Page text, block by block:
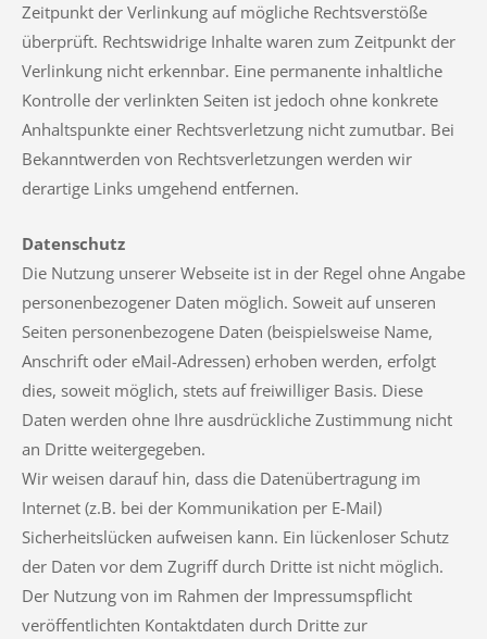
Zeitpunkt der Verlinkung auf mögliche Rechtsverstöße
überprüft. Rechtswidrige Inhalte waren zum Zeitpunkt der
Verlinkung nicht erkennbar. Eine permanente inhaltliche
Kontrolle der verlinkten Seiten ist jedoch ohne konkrete
Anhaltspunkte einer Rechtsverletzung nicht zumutbar. Bei
Bekanntwerden von Rechtsverletzungen werden wir
derartige Links umgehend entfernen.
Datenschutz
Die Nutzung unserer Webseite ist in der Regel ohne Angabe
personenbezogener Daten möglich. Soweit auf unseren
Seiten personenbezogene Daten (beispielsweise Name,
Anschrift oder eMail-Adressen) erhoben werden, erfolgt
dies, soweit möglich, stets auf freiwilliger Basis. Diese
Daten werden ohne Ihre ausdrückliche Zustimmung nicht
an Dritte weitergegeben.
Wir weisen darauf hin, dass die Datenübertragung im
Internet (z.B. bei der Kommunikation per E-Mail)
Sicherheitslücken aufweisen kann. Ein lückenloser Schutz
der Daten vor dem Zugriff durch Dritte ist nicht möglich.
Der Nutzung von im Rahmen der Impressumspflicht
veröffentlichten Kontaktdaten durch Dritte zur